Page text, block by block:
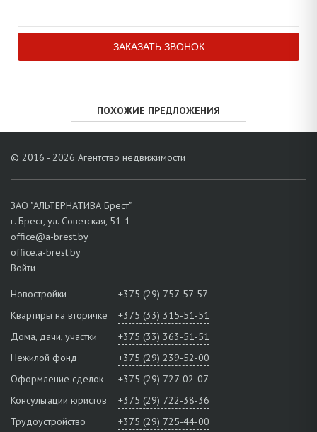
ПОХОЖИЕ ПРЕДЛОЖЕНИЯ
© 2016 - 2026 Агентство недвижимости
ЗАО "АЛЬТЕРНАТИВА Брест"
г. Брест, ул. Советская, 51-1
office@a-brest.by
office.a-brest.by
Войти
Новостройки
+375 (29) 757-57-57
Квартиры на вторичке
+375 (33) 315-51-51
Дома, дачи, участки
+375 (33) 363-51-51
Нежилой фонд
+375 (29) 239-52-00
Оформление сделок
+375 (29) 727-02-07
Консультации юристов
+375 (29) 722-38-36
Трудоустройство
+375 (29) 725-44-00